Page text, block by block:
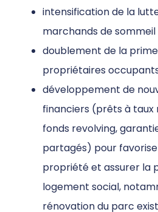
intensification de la
marchands de sommeil
doublement de la prime
propriétaires
développement de
financiers (prêts à taux
fonds revolving,
partagés) pour
propriété et assurer la
logement social,
rénovation du parc